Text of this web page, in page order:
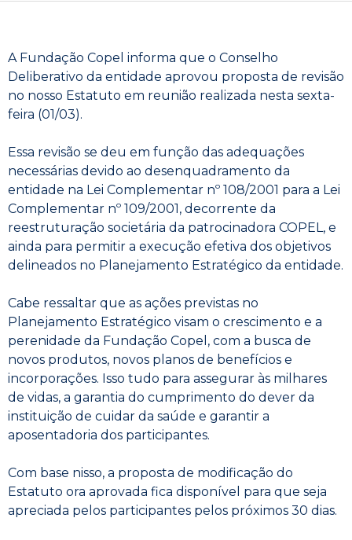
A Fundação Copel informa que o Conselho
Deliberativo da entidade aprovou proposta de revisão
no nosso Estatuto em reunião realizada nesta sexta-
feira (01/03).
Essa revisão se deu em função das adequações
necessárias devido ao desenquadramento da
entidade na Lei Complementar nº 108/2001 para a Lei
Complementar nº 109/2001, decorrente da
reestruturação societária da patrocinadora COPEL, e
ainda para permitir a execução efetiva dos objetivos
delineados no Planejamento Estratégico da entidade.
Cabe ressaltar que as ações previstas no
Planejamento Estratégico visam o crescimento e a
perenidade da Fundação Copel, com a busca de
novos produtos, novos planos de benefícios e
incorporações. Isso tudo para assegurar às milhares
de vidas, a garantia do cumprimento do dever da
instituição de cuidar da saúde e garantir a
aposentadoria dos participantes.
Com base nisso, a proposta de modificação do
Estatuto ora aprovada fica disponível para que seja
apreciada pelos participantes pelos próximos 30 dias.